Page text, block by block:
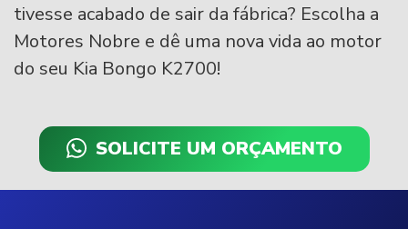
tivesse acabado de sair da fábrica? Escolha a
Motores Nobre e dê uma nova vida ao motor
do seu Kia Bongo K2700!
SOLICITE UM ORÇAMENTO